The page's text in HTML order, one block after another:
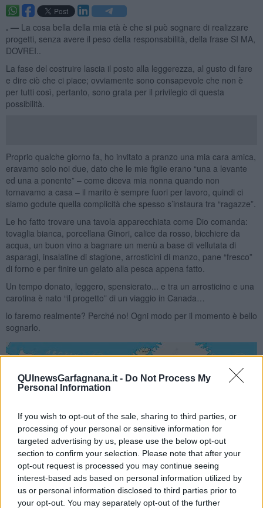
QUInewsGarfagnana.it - Do Not Process My
Personal Information
If you wish to opt-out of the sale, sharing to third parties, or
processing of your personal or sensitive information for
targeted advertising by us, please use the below opt-out
section to confirm your selection. Please note that after your
opt-out request is processed you may continue seeing
interest-based ads based on personal information utilized by
us or personal information disclosed to third parties prior to
your opt-out. You may separately opt-out of the further
. — La cosa bella della mia età è che si può sognare di realizzare
progetti, senza avere il peso della responsabilità, della frase SI MA,
DOVREI..
La fase del costruire lascia il posto alla leggerezza, al gusto di fare
e dire ciò che ci piace; ovviamente sono consapevole che non è
per tutti così, pertanto, sono grata per il privilegio di questa
possibilità.
Proprio qualche giorno fa, ho invitato a pranzo una mia cara amica,
eravamo solo noi due, dato che le mie figlie erano “una a levante
ed una a ponente” – come diceva mia nonna quando non
tornavamo a casa – il marito è sempre fuori per lavoro, quindi ci
siamo godute quella complicità che spesso s’instaura tra “ragazze”.
Le ho fatto trovare una tavola apparecchiata come Dio comanda:
tovaglia bianca, porcellana Ginori, calice da rosso, bicchiere da
acqua, un buon vino a bagnare un menù a base di vellutata di
asparagi, insalatine di stagione, arrosticini di manzo, pane “fresco”
di forno e per finire un gelato alla pesca appena fatto.
Un tempo donato, leggero, spensierato... e tra un arrosticino e una
carotina è nato “il progetto” di un viaggio in Canada…
lo faremo realmente? Perché no! Ogni modo per il momento è bello
sognarlo.